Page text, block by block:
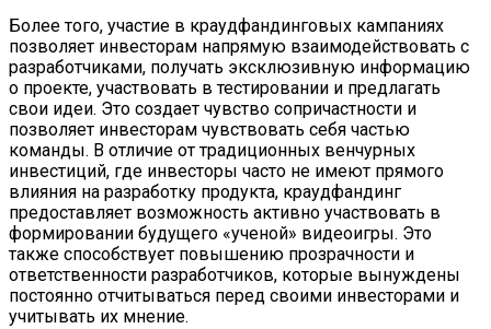
Более того, участие в краудфандинговых кампаниях
позволяет инвесторам напрямую взаимодействовать с
разработчиками, получать эксклюзивную информацию
о проекте, участвовать в тестировании и предлагать
свои идеи. Это создает чувство сопричастности и
позволяет инвесторам чувствовать себя частью
команды. В отличие от традиционных венчурных
инвестиций, где инвесторы часто не имеют прямого
влияния на разработку продукта, краудфандинг
предоставляет возможность активно участвовать в
формировании будущего «ученой» видеоигры. Это
также способствует повышению прозрачности и
ответственности разработчиков, которые вынуждены
постоянно отчитываться перед своими инвесторами и
учитывать их мнение.